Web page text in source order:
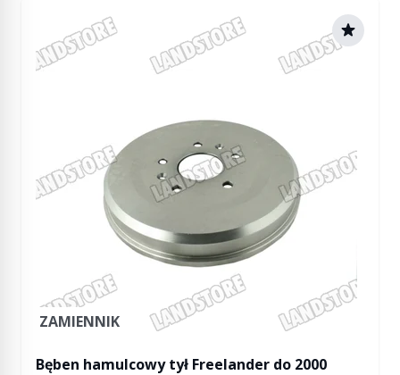
ZAMIENNIK
Bęben hamulcowy tył Freelander do 2000